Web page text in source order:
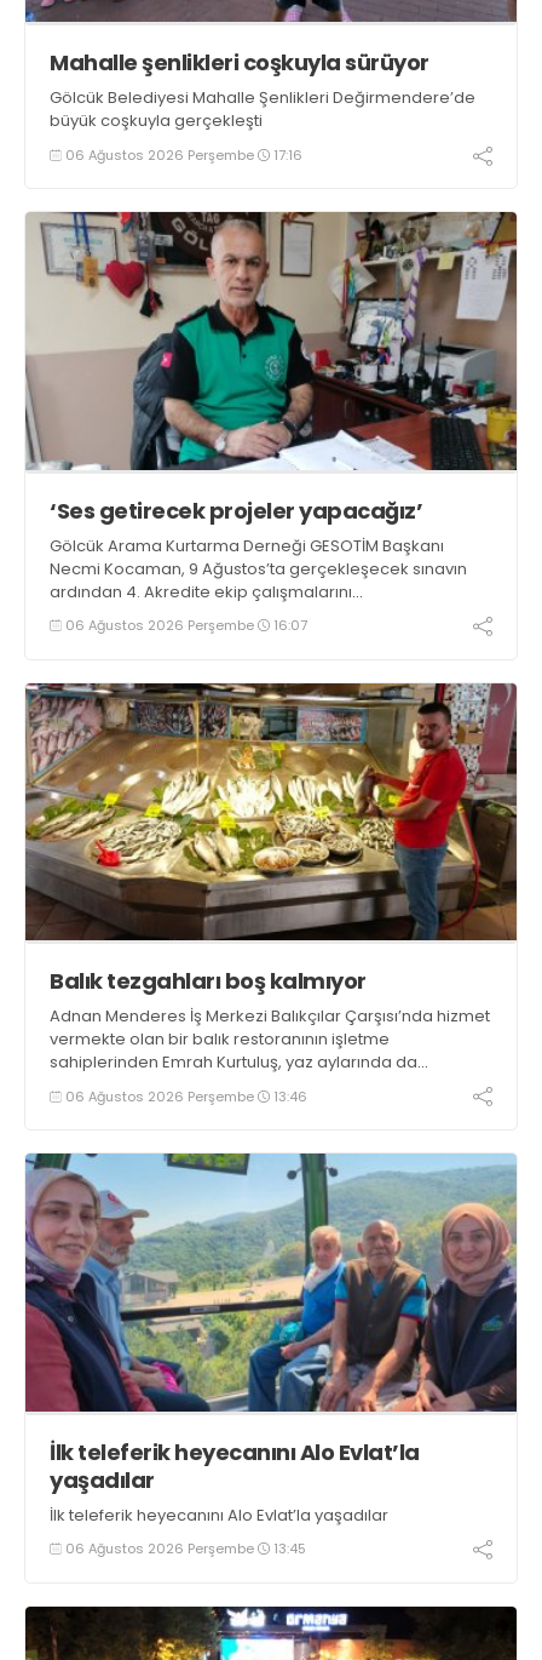
Mahalle şenlikleri coşkuyla sürüyor
Gölcük Belediyesi Mahalle Şenlikleri Değirmendere’de
büyük coşkuyla gerçekleşti
06 Ağustos 2026 Perşembe 17:16
‘Ses getirecek projeler yapacağız’
Gölcük Arama Kurtarma Derneği GESOTİM Başkanı
Necmi Kocaman, 9 Ağustos’ta gerçekleşecek sınavın
ardından 4. Akredite ekip çalışmalarını
tamamlayacaklarını ifade ederek açıklamalarda
bulundu. Kocaman, “Gölcük’te ve Kocaeli genelinde ses
06 Ağustos 2026 Perşembe 16:07
Balık tezgahları boş kalmıyor
Adnan Menderes İş Merkezi Balıkçılar Çarşısı’nda hizmet
vermekte olan bir balık restoranının işletme
sahiplerinden Emrah Kurtuluş, yaz aylarında da
tezgahlarda taze balık bulunduğunu ifade ederek “Yıl
boyunca tezgahlarda taze balık bulmak mümkün
06 Ağustos 2026 Perşembe 13:46
İlk teleferik heyecanını Alo Evlat’la
yaşadılar
İlk teleferik heyecanını Alo Evlat’la yaşadılar
06 Ağustos 2026 Perşembe 13:45